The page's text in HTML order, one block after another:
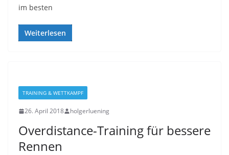
im besten
Weiterlesen
TRAINING & WETTKAMPF
26. April 2018 holgerluening
Overdistance-Training für bessere
Rennen